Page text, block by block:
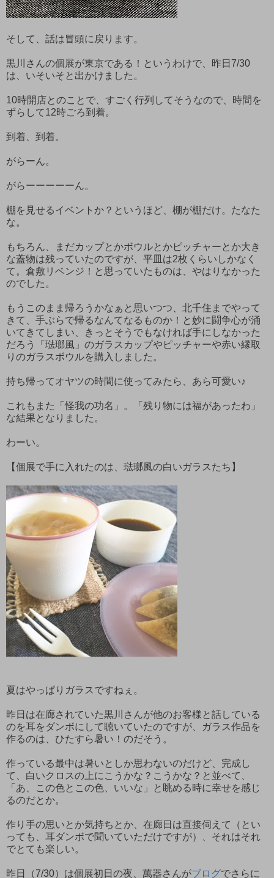
そして、話は冒頭に戻ります。
黒川さんの個展が東京である！というわけで、昨日7/30
は、いそいそと出かけました。
10時開店とのことで、すごく行列してそうなので、時間を
ずらして12時ごろ到着。
到着、到着。
がらーん。
がらーーーーーん。
棚を見せるイベントか？というほど、棚が棚だけ。たなた
な。
もちろん、まだカップとかボウルとかピッチャーとか大き
な蓋物は残っていたのですが、平皿は2枚くらいしかなく
て。倉敷リベンジ！と思っていたものは、やはりなかった
のでした。
もうこのまま帰ろうかなぁと思いつつ、北千住までやって
きて、手ぶらで帰るなんてなるものか！と妙に闘争心が涌
いてきてしまい、きっとそうでもなければ手にしなかった
だろう「琺瑯風」のガラスカップやピッチャーや赤い縁取
りのガラスボウルを購入しました。
持ち帰ってオヤツの時間に使ってみたら、あら可愛い♪
これもまた「怪我の功名」。「残り物には福があったわ」
な結果となりました。
わーい。
【個展で手に入れたのは、琺瑯風の白いガラスたち】
夏はやっぱりガラスですねぇ。
昨日は在廊されていた黒川さんが他のお客様と話している
のを耳をダンボにして聴いていたのですが、ガラス作品を
作るのは、ひたすら暑い！のだそう。
作っている最中は暑いとしか思わないのだけど、完成し
て、白いクロスの上にこうかな？こうかな？と並べて、
「あ、この色とこの色、いいな」と眺める時に幸せを感じ
るのだとか。
作り手の思いとか気持ちとか、在廊日は直接伺えて（とい
っても、耳ダンボで聞いていただけですが）、それはそれ
でとても楽しい。
昨日（7/30）は個展初日の夜、萬器さんがブログでさらに